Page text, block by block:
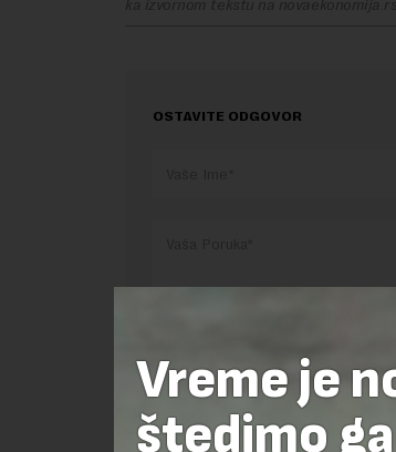
ka izvornom tekstu na novaekonomija.rs
OSTAVITE ODGOVOR
Pre slanja komentara, molimo vas
korišćenja sajta.
Sajt je zaštićen pomocu reCaptcha
Vreme je
štedimo